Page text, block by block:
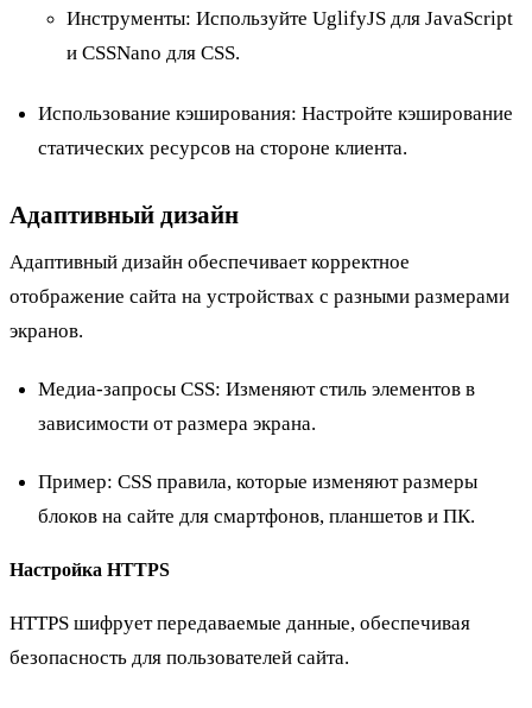
Инструменты: Используйте UglifyJS для JavaScript
и CSSNano для CSS.
Использование кэширования: Настройте кэширование
статических ресурсов на стороне клиента.
Адаптивный дизайн
Адаптивный дизайн обеспечивает корректное
отображение сайта на устройствах с разными размерами
экранов.
Медиа-запросы CSS: Изменяют стиль элементов в
зависимости от размера экрана.
Пример: CSS правила, которые изменяют размеры
блоков на сайте для смартфонов, планшетов и ПК.
Настройка HTTPS
HTTPS шифрует передаваемые данные, обеспечивая
безопасность для пользователей сайта.